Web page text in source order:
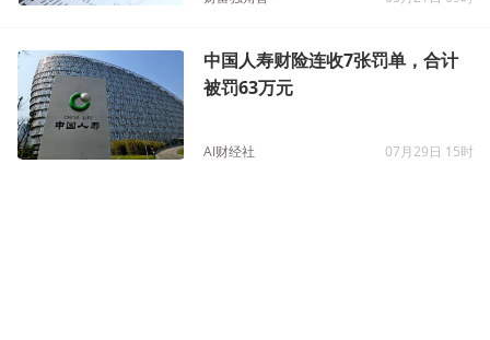
中国人寿财险连收7张罚单，合计
被罚63万元
AI财经社 07月29日 15时